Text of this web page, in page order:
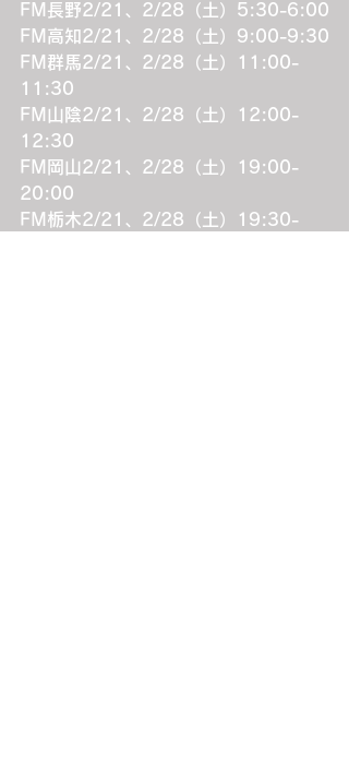
FM長野2/21、2/28（土）5:30-6:00
FM高知2/21、2/28（土）9:00-9:30
FM群馬2/21、2/28（土）11:00-
11:30
FM山陰2/21、2/28（土）12:00-
12:30
FM岡山2/21、2/28（土）19:00-
20:00
FM栃木2/21、2/28（土）19:30-